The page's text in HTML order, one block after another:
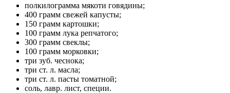
полкилограмма мякоти говядины;
400 грамм свежей капусты;
150 грамм картошки;
100 грамм лука репчатого;
300 грамм свеклы;
100 грамм морковки;
три зуб. чеснока;
три ст. л. масла;
три ст. л. пасты томатной;
соль, лавр. лист, специи.